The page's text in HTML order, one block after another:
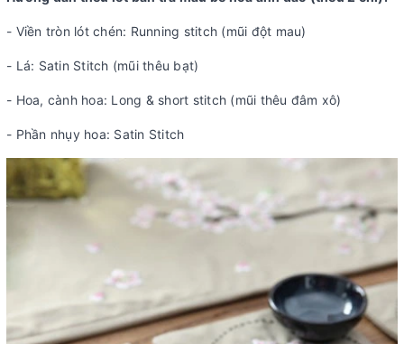
- Viền tròn lót chén: Running stitch (mũi đột mau)
- Lá: Satin Stitch (mũi thêu bạt)
- Hoa, cành hoa: Long & short stitch (mũi thêu đâm xô)
- Phần nhụy hoa: Satin Stitch